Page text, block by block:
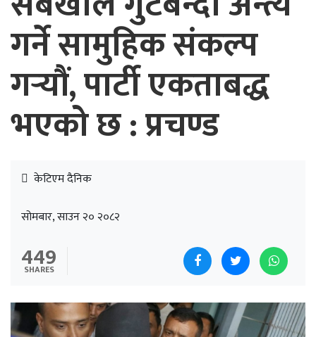
गर्ने सामुहिक संकल्प
गर्‍यौं, पार्टी एकताबद्ध
भएको छ : प्रचण्ड
केटिएम दैनिक
सोमबार, साउन २० २०८२
449
SHARES